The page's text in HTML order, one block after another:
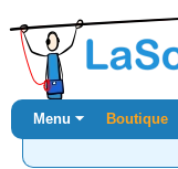
Menu ⏷ Boutique